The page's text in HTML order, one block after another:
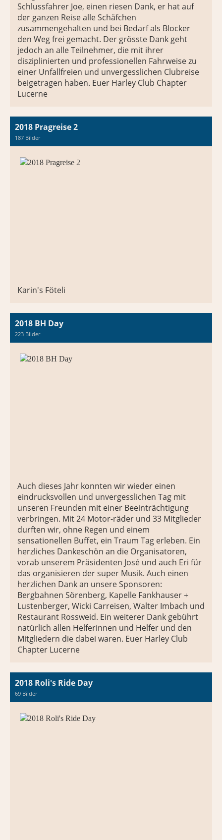
Schlussfahrer Joe, einen riesen Dank, er hat auf
der ganzen Reise alle Schäfchen
zusammengehalten und bei Bedarf als Blocker
den Weg frei gemacht. Der grösste Dank geht
jedoch an alle Teilnehmer, die mit ihrer
disziplinierten und professionellen Fahrweise zu
einer Unfallfreien und unvergesslichen Clubreise
beigetragen haben. Euer Harley Club Chapter
Lucerne
2018 Pragreise 2
187 Bilder
Karin's Föteli
2018 BH Day
223 Bilder
Auch dieses Jahr konnten wir wieder einen
eindrucksvollen und unvergesslichen Tag mit
unseren Freunden mit einer Beeinträchtigung
verbringen. Mit 24 Motor-räder und 33 Mitglieder
durften wir, ohne Regen und einem
sensationellen Buffet, ein Traum Tag erleben. Ein
herzliches Dankeschön an die Organisatoren,
vorab unserem Präsidenten José und auch Eri für
das organisieren der super Musik. Auch einen
herzlichen Dank an unsere Sponsoren:
Bergbahnen Sörenberg, Kapelle Fankhauser +
Lustenberger, Wicki Carreisen, Walter Imbach und
Restaurant Rossweid. Ein weiterer Dank gebührt
natürlich allen Helferinnen und Helfer und den
Mitgliedern die dabei waren. Euer Harley Club
Chapter Lucerne
2018 Roli's Ride Day
69 Bilder